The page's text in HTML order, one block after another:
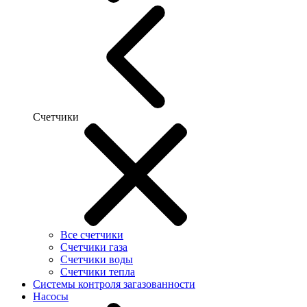
Счетчики
Все счетчики
Счетчики газа
Счетчики воды
Счетчики тепла
Системы контроля загазованности
Насосы